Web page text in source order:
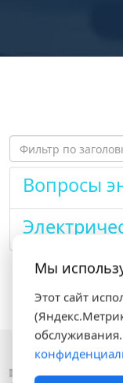
Фильтр по
Вопросы
Мы
Этот сайт